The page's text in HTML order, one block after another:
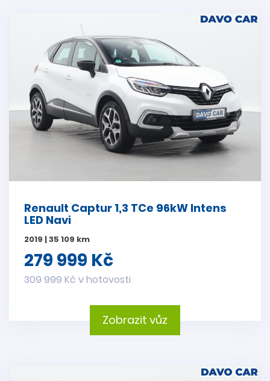
Renault Captur 1,3 TCe 96kW Intens
LED Navi
2019 | 35 109 km
279 999 Kč
309 999 Kč v hotovosti
Zobrazit vůz